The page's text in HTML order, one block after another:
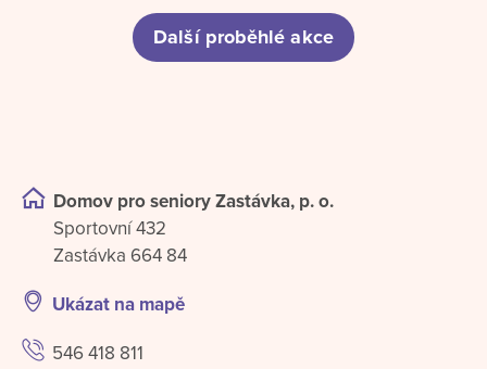
Další proběhlé akce
Domov pro seniory Zastávka, p. o.
Sportovní 432
Zastávka 664 84
Ukázat na mapě
546 418 811